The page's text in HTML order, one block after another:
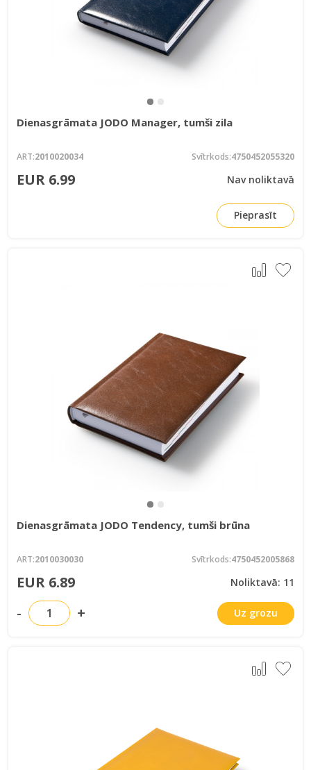
Dienasgrāmata JODO Manager, tumši zila
ART:2010020034 Svītrkods:4750452055320
EUR 6.99 Nav noliktavā
Pieprasīt
Dienasgrāmata JODO Tendency, tumši brūna
ART:2010030030 Svītrkods:4750452005868
EUR 6.89 Noliktavā: 11
- + Uz grozu